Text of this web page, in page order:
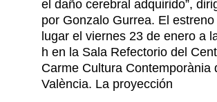
el daño cerebral adquirido”,
por Gonzalo Gurrea. El
lugar el viernes 23 de enero a
h en la Sala Refectorio del
Carme Cultura Contemporània
València. La proyección